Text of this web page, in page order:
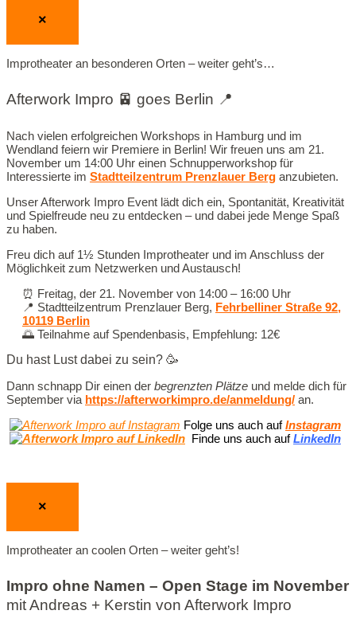
×
Improtheater an besonderen Orten – weiter geht’s…
Afterwork Impro 🚈 goes Berlin 📍
Nach vielen erfolgreichen Workshops in Hamburg und im
Wendland feiern wir Premiere in Berlin! Wir freuen uns am 21.
November um 14:00 Uhr einen Schnupperworkshop für
Interessierte im Stadtteilzentrum Prenzlauer Berg anzubieten.
Unser Afterwork Impro Event lädt dich ein, Spontanität, Kreativität
und Spielfreude neu zu entdecken – und dabei jede Menge Spaß
zu haben.
Freu dich auf 1½ Stunden Improtheater und im Anschluss der
Möglichkeit zum Netzwerken und Austausch!
⏰️ Freitag, der 21. November von 14:00 – 16:00 Uhr
📍 Stadtteilzentrum Prenzlauer Berg, Fehrbelliner Straße 92,
10119 Berlin
🌅 Teilnahme auf Spendenbasis, Empfehlung: 12€
Du hast Lust dabei zu sein? 🥳
Dann schnapp Dir einen der begrenzten Plätze und melde dich für
September via https://afterworkimpro.de/anmeldung/ an.
Folge uns auch aufInstagram
Finde uns auch aufLinkedIn
×
Improtheater an coolen Orten – weiter geht’s!
Impro ohne Namen – Open Stage im November
mit Andreas + Kerstin von Afterwork Impro